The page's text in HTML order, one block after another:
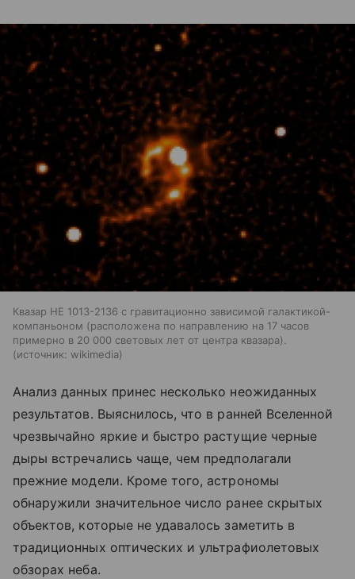
Квазар HE 1013-2136 с гравитационно зависимой галактикой-
компаньоном (расположена по направлению на 17 часов
примерно в 20 000 световых лет от центра квазара).
источник: wikimedia
Анализ данных принес несколько неожиданных
результатов. Выяснилось, что в ранней Вселенной
чрезвычайно яркие и быстро растущие черные
дыры встречались чаще, чем предполагали
прежние модели. Кроме того, астрономы
обнаружили значительное число ранее скрытых
объектов, которые не удавалось заметить в
традиционных оптических и ультрафиолетовых
обзорах неба.